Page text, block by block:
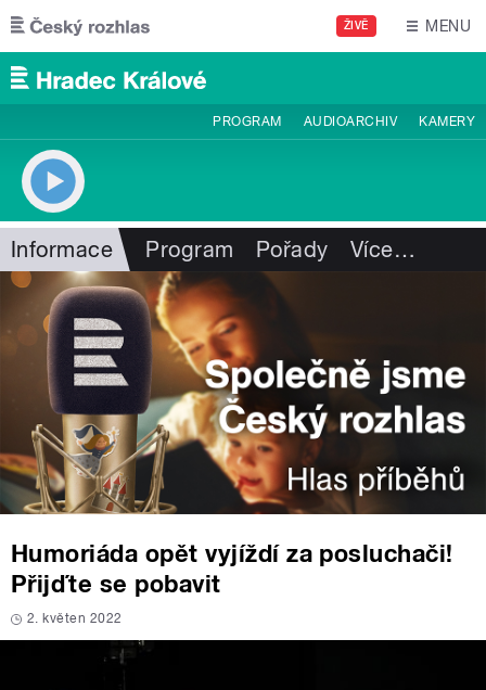
Přejít k hlavnímu obsahu
ŽIVĚ MENU
PROGRAM AUDIOARCHIV KAMERY
Informace Program Pořady Více…
Humoriáda opět vyjíždí za posluchači!
Přijďte se pobavit
2. květen 2022